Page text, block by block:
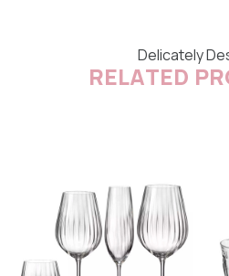
Delicately
RELATED